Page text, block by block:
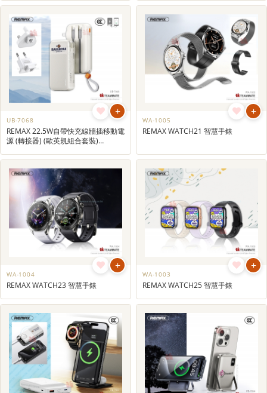
+
UB-7068
REMAX 22.5W自帶快充線牆插移動電
源 (轉接器) (歐英規組合套裝)
+
WA-1005
REMAX WATCH21 智慧手錶
+
WA-1004
REMAX WATCH23 智慧手錶
+
WA-1003
REMAX WATCH25 智慧手錶